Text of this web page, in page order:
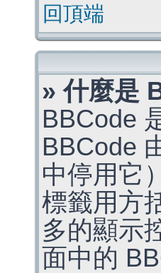
回頂端
» 什麼是
BBCode
BBCode
中停用它
標籤用方
多的顯示
面中的